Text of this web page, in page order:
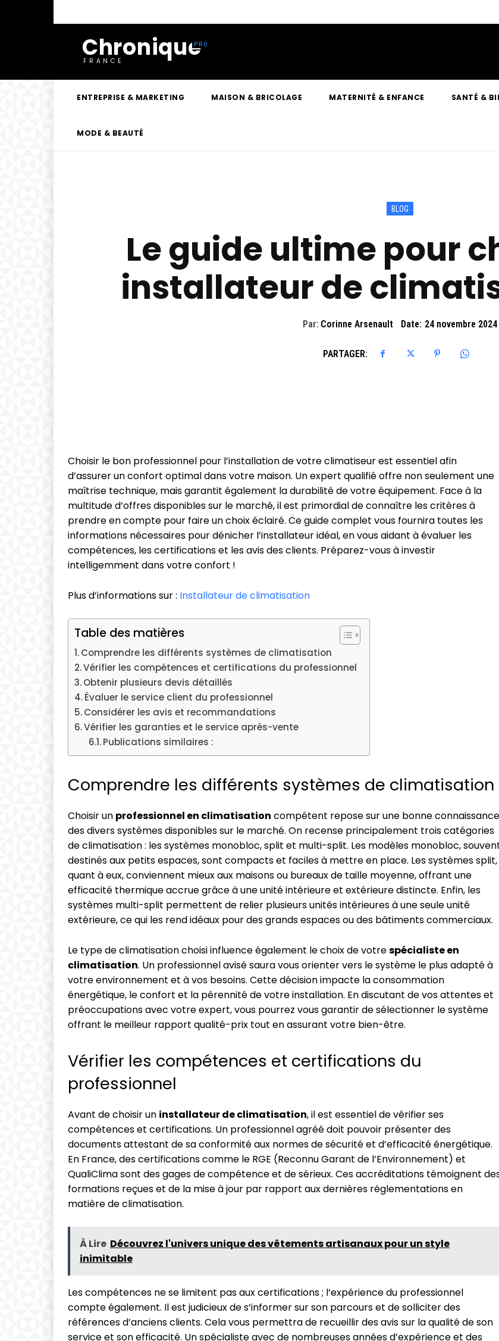
Chronique
FRANCE
ENTREPRISE & MARKETING MAISON & BRICOLAGE MATERNITÉ & ENFANCE SANTÉ &
MODE & BEAUTÉ
BLOG
Le guide ultime pour
installateur de
Par: Corinne Arsenault Date: 24 novembre 2024
PARTAGER:
Choisir le bon professionnel pour l’installation de votre climatiseur est essentiel afin
d’assurer un confort optimal dans votre maison. Un expert qualifié offre non seulement une
maîtrise technique, mais garantit également la durabilité de votre équipement. Face à la
multitude d’offres disponibles sur le marché, il est primordial de connaître les critères à
prendre en compte pour faire un choix éclairé. Ce guide complet vous fournira toutes les
informations nécessaires pour dénicher l’installateur idéal, en vous aidant à évaluer les
compétences, les certifications et les avis des clients. Préparez-vous à investir
intelligemment dans votre confort !
Plus d’informations sur : Installateur de climatisation
Table des matières
Comprendre les différents systèmes de climatisation
Vérifier les compétences et certifications du professionnel
Obtenir plusieurs devis détaillés
Évaluer le service client du professionnel
Considérer les avis et recommandations
Vérifier les garanties et le service après-vente
Publications similaires :
Comprendre les différents systèmes de climatisation
Choisir un professionnel en climatisation compétent repose sur une bonne connaissance
des divers systèmes disponibles sur le marché. On recense principalement trois catégories
de climatisation : les systèmes monobloc, split et multi-split. Les modèles monobloc,
destinés aux petits espaces, sont compacts et faciles à mettre en place. Les systèmes split,
quant à eux, conviennent mieux aux maisons ou bureaux de taille moyenne, offrant une
efficacité thermique accrue grâce à une unité intérieure et extérieure distincte. Enfin, les
systèmes multi-split permettent de relier plusieurs unités intérieures à une seule unité
extérieure, ce qui les rend idéaux pour des grands espaces ou des bâtiments commerciaux.
Le type de climatisation choisi influence également le choix de votrespécialiste en
climatisation. Un professionnel avisé saura vous orienter vers le système le plus adapté à
votre environnement et à vos besoins. Cette décision impacte la consommation
énergétique, le confort et la pérennité de votre installation. En discutant de vos attentes et
préoccupations avec votre expert, vous pourrez vous garantir de sélectionner le système
offrant le meilleur rapport qualité-prix tout en assurant votre bien-être.
Vérifier les compétences et certifications du
professionnel
Avant de choisir un installateur de climatisation, il est essentiel de vérifier ses
compétences et certifications. Un professionnel agréé doit pouvoir présenter des
documents attestant de sa conformité aux normes de sécurité et d’efficacité énergétique.
En France, des certifications comme le RGE (Reconnu Garant de l’Environnement) et
QualiClima sont des gages de compétence et de sérieux. Ces accréditations témoignent
formations reçues et de la mise à jour par rapport aux dernières réglementations en
matière de climatisation.
À Lire Découvrez l'univers unique des vêtements artisanaux pour un style
inimitable
Les compétences ne se limitent pas aux certifications ; l’expérience du professionnel
compte également. Il est judicieux de s’informer sur son parcours et de solliciter des
références d’anciens clients. Cela vous permettra de recueillir des avis sur la qualité de son
service et son efficacité. Un spécialiste avec de nombreuses années d’expérience et des